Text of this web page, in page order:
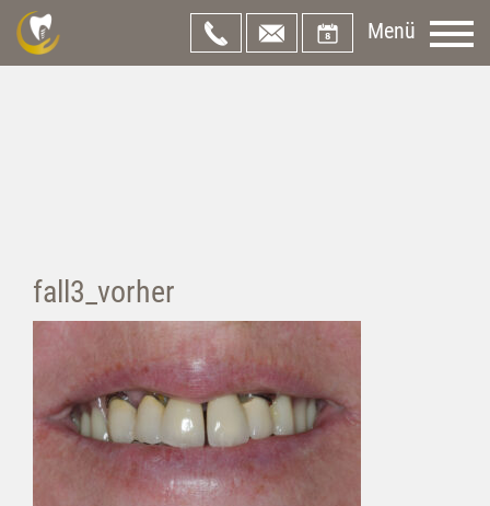
Menü
fall3_vorher